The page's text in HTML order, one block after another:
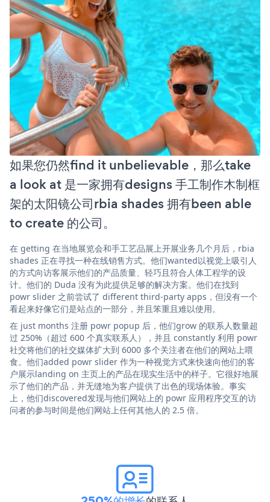
如果您仍然find it unbelievable，那么take
a look at 是一家拥有designs 手工制作木制框
架的太阳镜公司rbia shades 拥有been able
to create 的公司。
在 getting 在当地展览会和手工艺品展上开展业务几个月后，rbia
shades 正在寻找一种在线销售方式。他们wanted以视觉上吸引人
的方式向访客展示他们的产品质量、轻巧且符合人体工程学的设
计。他们的 Duda 没有为此提供足够的解决方案。他们在找到
powr slider 之前尝试了 different third-party apps，但没有一个
看起来好像它们是站点的一部分，并且笨重且难以使用。
在 just months 注册 powr popup 后，他们grow 的联系人数量超
过 250%（超过 600 个真实联系人），并且 constantly 利用 powr
社交将他们的社交媒体扩大到 6000 多个关注者在他们的网站上喂
食。他们added powr slider 作为一种视觉方式来快速向他们的客
户展示landing on 主页上的产品在现实生活中的样子。它很好地展
示了他们的产品，并无缝地为客户提供了出色的现场体验。事实
上，他们discovered发现与他们网站上的 powr 应用程序交互的访
问者的参与时间是他们网站上任何其他人的 2.5 倍。